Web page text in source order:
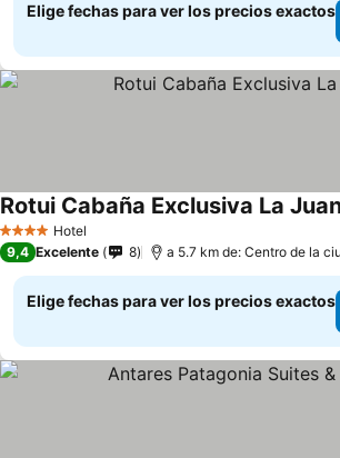
Elige fechas para ver los precios exactos
4 EstrellasHotel
Rotui Cabaña Exclusiva La
9,4 Excelente 8 a 5.7 km de: Centro de la
Elige fechas para ver los precios exactos